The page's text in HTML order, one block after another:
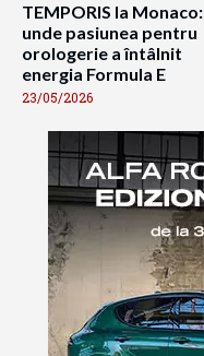
TEMPORIS la Monaco:
unde pasiunea pentru
orologerie a întâlnit
energia Formula E
23/05/2026